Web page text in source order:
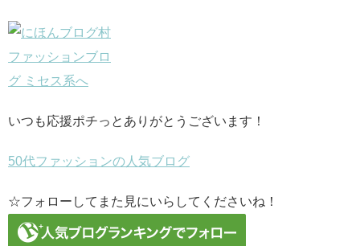
いつも応援ポチっとありがとうございます！
50代ファッションの人気ブログ
☆フォローしてまた見にいらしてくださいね！